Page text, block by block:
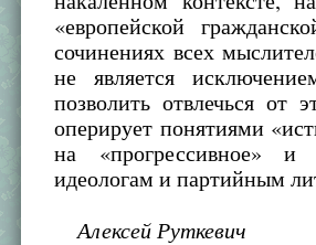
«европейской
сочинениях всех
не является
позволить отвлечься от
оперирует понятиями
на «прогрессивное» и
идеологам и партийным
Алексей Руткевич